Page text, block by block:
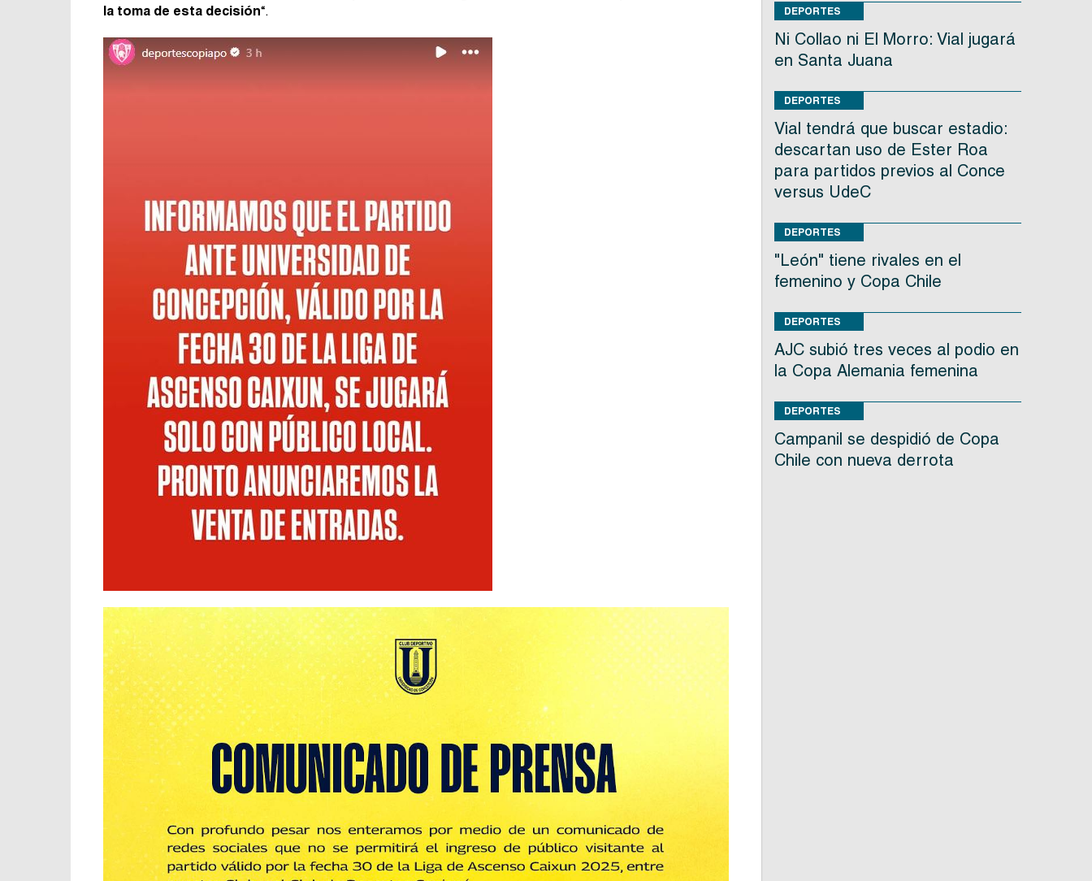
la toma de esta decisión“. DEPORTES
Ni Collao ni El Morro: Vial jugará
en Santa Juana
DEPORTES
Vial tendrá que buscar estadio:
descartan uso de Ester Roa
para partidos previos al Conce
versus UdeC
DEPORTES
"León" tiene rivales en el
femenino y Copa Chile
DEPORTES
AJC subió tres veces al podio en
la Copa Alemania femenina
DEPORTES
Campanil se despidió de Copa
Chile con nueva derrota